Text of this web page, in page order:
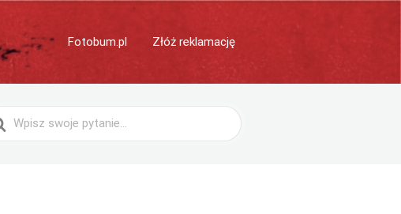
Fotobum.pl Złóż reklamację